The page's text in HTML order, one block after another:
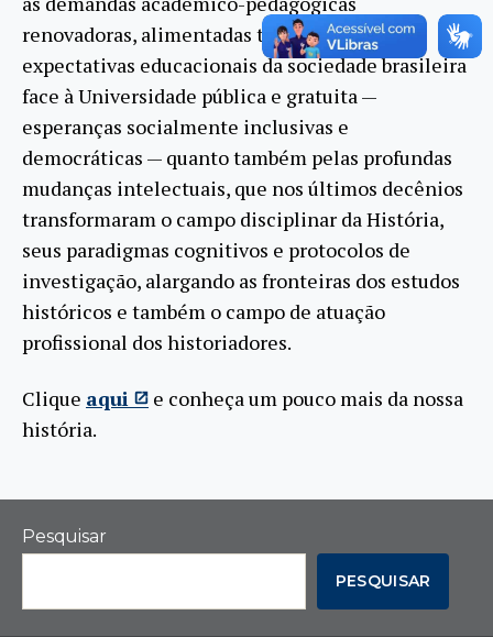
renovadoras, alimentadas tanto por fortes
expectativas educacionais da sociedade brasileira
face à Universidade pública e gratuita —
esperanças socialmente inclusivas e
democráticas — quanto também pelas profundas
mudanças intelectuais, que nos últimos decênios
transformaram o campo disciplinar da História,
seus paradigmas cognitivos e protocolos de
investigação, alargando as fronteiras dos estudos
históricos e também o campo de atuação
profissional dos historiadores.
Clique aqui
e conheça um pouco mais da nossa
história.
Pesquisar
PESQUISAR